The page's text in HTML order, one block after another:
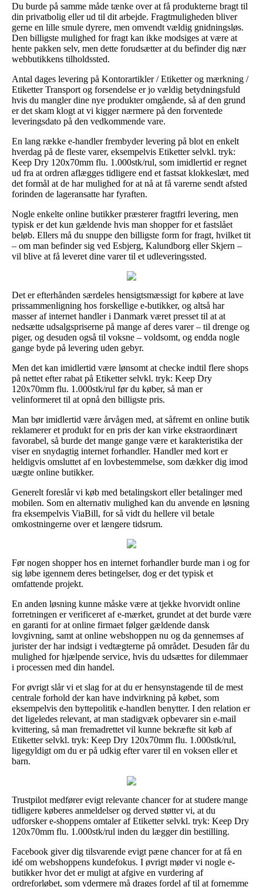
Du burde på samme måde tænke over at få produkterne bragt til
din privatbolig eller ud til dit arbejde. Fragtmuligheden bliver
gerne en lille smule dyrere, men omvendt vældig gnidningsløs.
Den billigste mulighed for fragt kan ikke modsiges at være at
hente pakken selv, men dette forudsætter at du befinder dig nær
webbutikkens tilholdssted.
Antal dages levering på Kontorartikler / Etiketter og mærkning /
Etiketter Transport og forsendelse er jo vældig betydningsfuld
hvis du mangler dine nye produkter omgående, så af den grund
er det skam klogt at vi kigger nærmere på den forventede
leveringsdato på den vedkommende vare.
En lang række e-handler frembyder levering på blot en enkelt
hverdag på de fleste varer, eksempelvis Etiketter selvkl. tryk:
Keep Dry 120x70mm flu. 1.000stk/rul, som imidlertid er regnet
ud fra at ordren aflægges tidligere end et fastsat klokkeslæt, med
det formål at de har mulighed for at nå at få varerne sendt afsted
forinden de lageransatte har fyraften.
Nogle enkelte online butikker præsterer fragtfri levering, men
typisk er det kun gældende hvis man shopper for et fastslået
beløb. Ellers må du snuppe den billigste form for fragt, hvilket tit
– om man befinder sig ved Esbjerg, Kalundborg eller Skjern –
vil blive at få leveret dine varer til et udleveringssted.
Det er efterhånden særdeles hensigtsmæssigt for købere at lave
prissammenligning hos forskellige e-butikker, og altså har
masser af internet handler i Danmark været presset til at at
nedsætte udsalgspriserne på mange af deres varer – til drenge og
piger, og desuden også til voksne – voldsomt, og endda nogle
gange byde på levering uden gebyr.
Men det kan imidlertid være lønsomt at checke indtil flere shops
på nettet efter rabat på Etiketter selvkl. tryk: Keep Dry
120x70mm flu. 1.000stk/rul før du køber, så man er
velinformeret til at opnå den billigste pris.
Man bør imidlertid være årvågen med, at såfremt en online butik
reklamerer et produkt for en pris der kan virke ekstraordinært
favorabel, så burde det mange gange være et karakteristika der
viser en snydagtig internet forhandler. Handler med kort er
heldigvis omsluttet af en lovbestemmelse, som dækker dig imod
uægte online butikker.
Generelt foreslår vi køb med betalingskort eller betalinger med
mobilen. Som en alternativ mulighed kan du anvende en løsning
fra eksempelvis ViaBill, for så vidt du hellere vil betale
omkostningerne over et længere tidsrum.
Før nogen shopper hos en internet forhandler burde man i og for
sig løbe igennem deres betingelser, dog er det typisk et
omfattende projekt.
En anden løsning kunne måske være at tjekke hvorvidt online
forretningen er verificeret af e-mærket, grundet at det burde være
en garanti for at online firmaet følger gældende dansk
lovgivning, samt at online webshoppen nu og da gennemses af
jurister der har indsigt i vedtægterne på området. Desuden får du
mulighed for hjælpende service, hvis du udsættes for dilemmaer
i processen med din handel.
For øvrigt slår vi et slag for at du er hensynstagende til de mest
centrale forhold der kan have indvirkning på købet, som
eksempelvis den byttepolitik e-handlen benytter. I den relation er
det ligeledes relevant, at man stadigvæk opbevarer sin e-mail
kvittering, så man fremadrettet vil kunne bekræfte sit køb af
Etiketter selvkl. tryk: Keep Dry 120x70mm flu. 1.000stk/rul,
ligegyldigt om du er på udkig efter varer til en voksen eller et
barn.
Trustpilot medfører evigt relevante chancer for at studere mange
tidligere køberes anmeldelser og derved støtter vi, at du
udforsker e-shoppens omtaler af Etiketter selvkl. tryk: Keep Dry
120x70mm flu. 1.000stk/rul inden du lægger din bestilling.
Facebook giver dig tilsvarende evigt pæne chancer for at få en
idé om webshoppens kundefokus. I øvrigt møder vi nogle e-
butikker hvor det er muligt at afgive en vurdering af
ordreforløbet, som ydermere må drages fordel af til at fornemme